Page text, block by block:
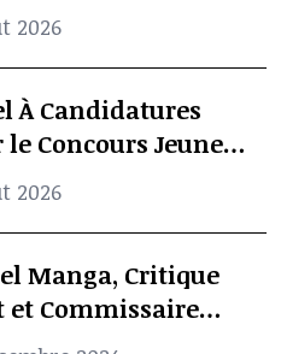
l’Exposition
De La
De Dakar
2026
À Candidatures
le Concours Jeunes
2024 (COJES)
2026
Manga, Critique
et Commissaire